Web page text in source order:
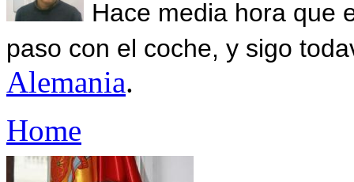
Hace media hora que
paso con el coche, y sigo
Alemania.
Home